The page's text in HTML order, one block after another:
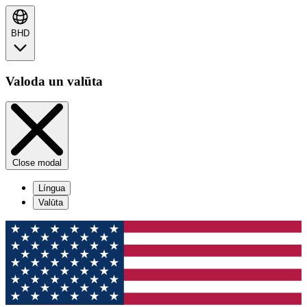
BHD
Valoda un valūta
Close modal
Língua
Valūta